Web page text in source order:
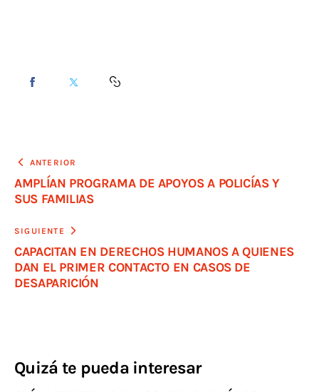
ANTERIOR
AMPLÍAN PROGRAMA DE APOYOS A POLICÍAS Y
SUS FAMILIAS
SIGUIENTE
CAPACITAN EN DERECHOS HUMANOS A QUIENES
DAN EL PRIMER CONTACTO EN CASOS DE
DESAPARICIÓN
Quizá te pueda interesar